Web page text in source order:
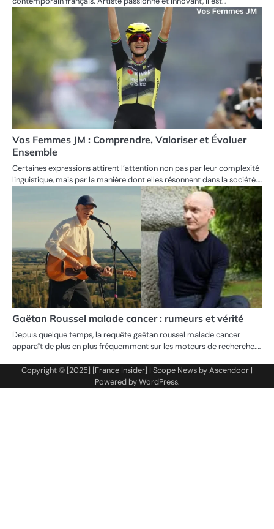
Vos Femmes JM : Comprendre, Valoriser et Évoluer
Ensemble
Certaines expressions attirent l’attention non pas par leur complexité
linguistique, mais par la manière dont elles résonnent dans la société.…
Gaëtan Roussel malade cancer : rumeurs et vérité
Depuis quelque temps, la requête gaëtan roussel malade cancer
apparaît de plus en plus fréquemment sur les moteurs de recherche.…
Copyright © [2025] [France Insider] | Scope News byAscendoor |
Powered byWordPress.